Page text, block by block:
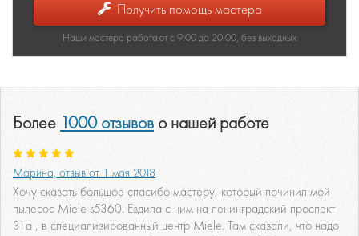
Получить помощь мастера
Наши мастера работают с 9:00 до 20:00, без выходных
Более 1000 отзывов о нашей работе
Марина, отзыв от 1 мая 2018
Хочу сказать большое спасибо мастеру, который починил мой
пылесос Miele s5360. Ездила с ним на ленинградский проспект
31а , в специализированный центр Miele. Там сказали, что надо